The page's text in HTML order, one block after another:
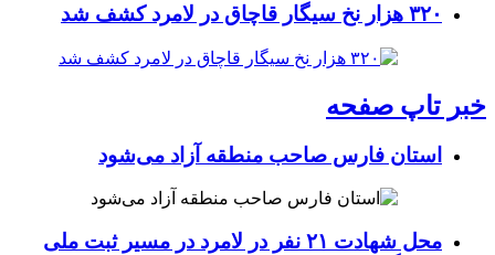
۳۲۰ هزار نخ سیگار قاچاق در لامرد کشف شد
خبر تاپ صفحه
استان فارس صاحب منطقه آزاد می‌شود
محل شهادت ۲۱ نفر در لامرد در مسیر ثبت ملی